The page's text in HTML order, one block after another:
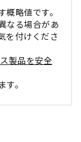
略値です。
なる場合があ
を付けくださ
製品を安全
。